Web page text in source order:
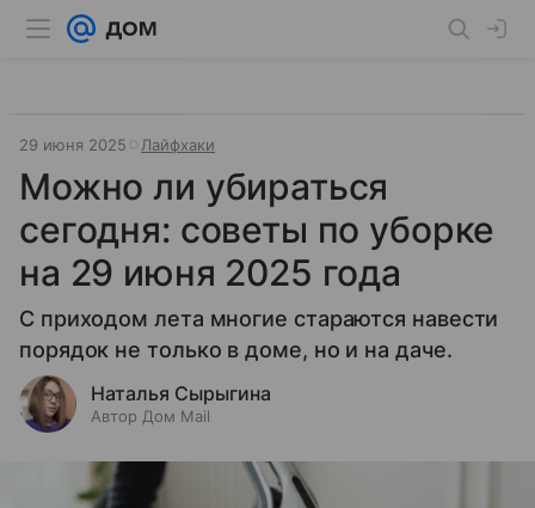
29 июня 2025 Лайфхаки
Можно ли убираться
сегодня: советы по уборке
на 29 июня 2025 года
С приходом лета многие стараются навести
порядок не только в доме, но и на даче.
Наталья Сырыгина
Автор Дом Mail